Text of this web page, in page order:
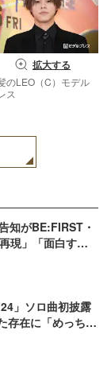
拡大する
のLEO（C）モデル
ス
知がBE:FIRST・
現」「面白すぎ
」ソロ曲初披露
存在に「めっちゃ